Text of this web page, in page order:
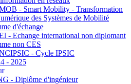
- Smart Mobility - Transformation
des Systèmes de Mobilité
d'échange
- Echange international non diplomant
non CES
- Cycle IPSIC
- 2025
- Diplôme d'ingénieur